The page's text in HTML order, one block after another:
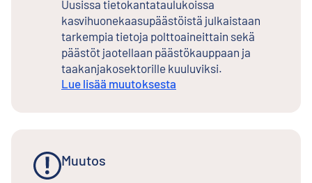
Uusissa tietokantataulukoissa
kasvihuonekaasupäästöistä julkaistaan
tarkempia tietoja polttoaineittain sekä
päästöt jaotellaan päästökauppaan ja
taakanjakosektorille kuuluviksi.
Lue lisää muutoksesta
Muutos